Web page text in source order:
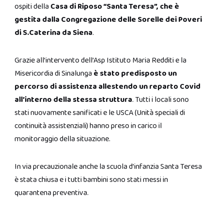
ospiti della Casa di Riposo “Santa Teresa”, che è
gestita dalla Congregazione delle Sorelle dei Poveri
di S.Caterina da Siena.
Grazie all’intervento dell’Asp Istituto Maria Redditi e la
Misericordia di Sinalunga è stato predisposto un
percorso di assistenza allestendo un reparto Covid
all’interno della stessa struttura. Tutti i locali sono
stati nuovamente sanificati e le USCA (Unità speciali di
continuità assistenziali) hanno preso in carico il
monitoraggio della situazione.
In via precauzionale anche la scuola d’infanzia Santa Teresa
è stata chiusa e i tutti bambini sono stati messi in
quarantena preventiva.